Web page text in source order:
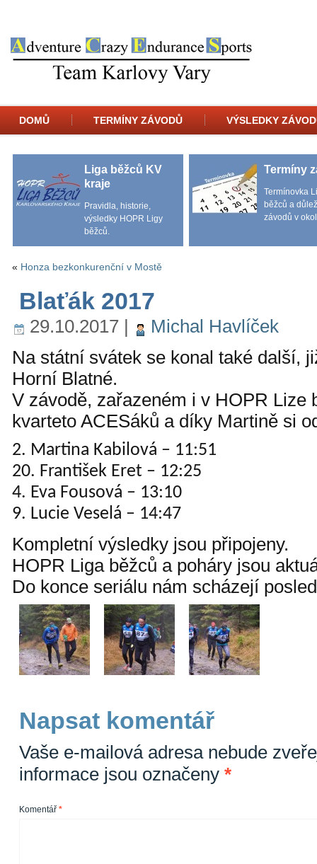
DOMŮ TERMÍNY ZÁVODŮ VÝSLEDKY
Liga běžců KV
kraje
Pravidla, historie,
výsledky HOPR Ligy
běžců.
Termíny
Termínovka
běžců a
závodů v
« Honza bezkonkurenční v Mostě
Blaťák 2017
29.10.2017 |
Michal Havlíček
Na státní svátek se konal také další,
Horní Blatné.
V závodě, zařazeném i v HOPR Lize
kvarteto ACESáků a díky Martině si
2. Martina Kabilová – 11:51
20. František Eret – 12:25
4. Eva Fousová – 13:10
9. Lucie Veselá – 14:47
Kompletní výsledky jsou připojeny.
HOPR Liga běžců a poháry jsou
Do konce seriálu nám scházejí
Napsat komentář
Vaše e-mailová adresa nebude
informace jsou označeny *
Komentář *